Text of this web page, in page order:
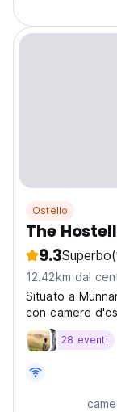
Ostello
The
9.3Superbo
12.42km dal
Situato a
con camere
28 eventi